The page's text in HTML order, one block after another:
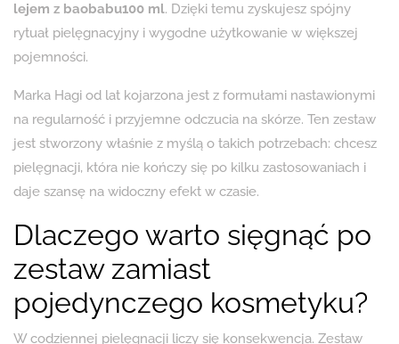
lejem z baobabu100 ml. Dzięki temu zyskujesz spójny
rytuał pielęgnacyjny i wygodne użytkowanie w większej
pojemności.
Marka Hagi od lat kojarzona jest z formułami nastawionymi
na regularność i przyjemne odczucia na skórze. Ten zestaw
jest stworzony właśnie z myślą o takich potrzebach: chcesz
pielęgnacji, która nie kończy się po kilku zastosowaniach i
daje szansę na widoczny efekt w czasie.
Dlaczego warto sięgnąć po
zestaw zamiast
pojedynczego kosmetyku?
W codziennej pielęgnacji liczy się konsekwencja. Zestaw